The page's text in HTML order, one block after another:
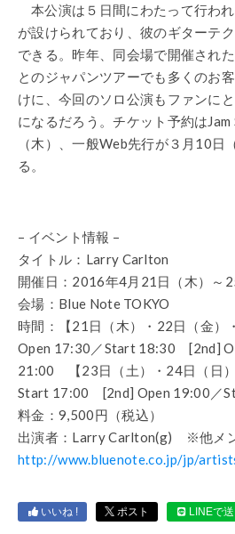
本公演は５日間にわたって行わ
が設けられており、彼のギターテ
できる。昨年、同会場で開催され
とのジャパンツアーでも多くのお
けに、今回のソロ公演もファンに
になるだろう。チケット予約は
（木）、一般Web先行が３月10日
る。
– イベント情報 –
タイトル：Larry Carlton
開催日：2016年4月21日（木）～
会場：Blue Note TOKYO
時間：【21日（木）・22日（金）
Open 17:30／Start 18:30 [2nd]
21:00 【23日（土）・24日（日
Start 17:00 [2nd] Open 19:00／
料金：9,500円（税込）
出演者：Larry Carlton(g) ※他メ
http://www.bluenote.co.jp/jp/
いいね ! ポスト LINEで